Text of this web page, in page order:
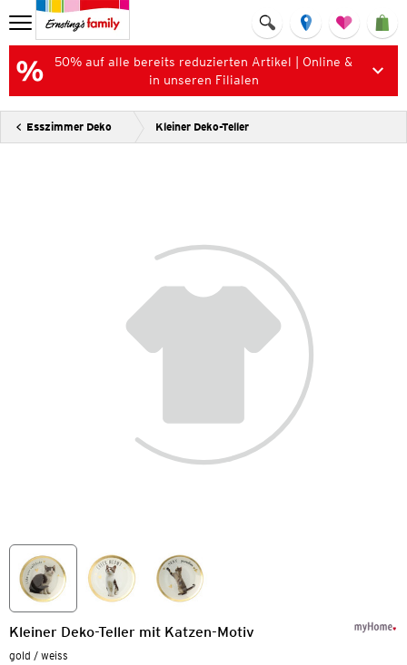
50% auf alle bereits reduzierten Artikel | Online &
in unseren Filialen
Esszimmer Deko Kleiner Deko-Teller
Kleiner Deko-Teller mit Katzen-Motiv
gold / weiss